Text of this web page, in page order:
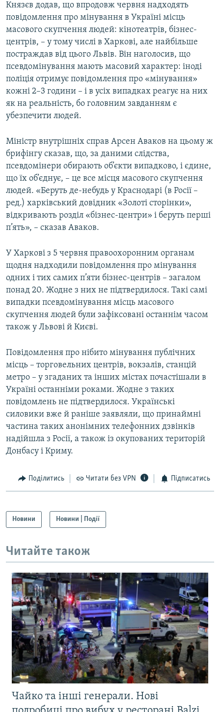
Князєв додав, що впродовж червня надходять
повідомлення про мінування в Україні місць
масового скупчення людей: кінотеатрів, бізнес-
центрів, – у тому числі в Харкові, але найбільше
постраждав від цього Львів. Він наголосив, що
псевдомінування мають масовий характер: іноді
поліція отримує повідомлення про «мінування»
кожні 2–3 години – і в усіх випадках реагує на них
як на реальність, бо головним завданням є
убезпечити людей.
Міністр внутрішніх справ Арсен Аваков на цьому ж
брифінгу сказав, що, за даними слідства,
псевдомінери обирають об’єкти випадково, і єдине,
що їх об’єднує, – це все місця масового скупчення
людей. «Беруть де-небудь у Краснодарі (в Росії –
ред.) харківський довідник «Золоті сторінки»,
відкривають розділ «бізнес-центри» і беруть перші
п’ять», – сказав Аваков.
У Харкові з 5 червня правоохоронним органам
щодня надходили повідомлення про мінування
одних і тих самих п’яти бізнес-центрів – загалом
понад 20. Жодне з них не підтвердилося. Такі самі
випадки псевдомінування місць масового
скупчення людей були зафіксовані останнім часом
також у Львові й Києві.
Повідомлення про нібито мінування публічних
місць – торговельних центрів, вокзалів, станцій
метро – у згаданих та інших містах почастішали в
Україні останніми роками. Жодне з таких
повідомлень не підтвердилося. Українські
силовики вже й раніше заявляли, що принаймні
частина таких анонімних телефонних дзвінків
надійшла з Росії, а також із окупованих територій
Донбасу і Криму.
Поділитись Читати без VPN Підписатись
Новини Новини | Події
Читайте також
Чайко та інші генерали. Нові